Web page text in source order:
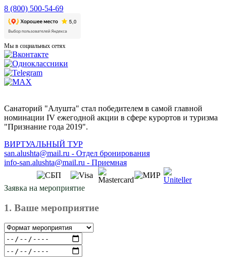
8 (800) 500-54-69
Мы в социальных сетях
Санаторий "Алушта" стал победителем в самой главной
номинации IV ежегодной акции в сфере курортов и туризма
"Признание года 2019".
ВИРТУАЛЬНЫЙ ТУР
san.alushta@mail.ru - Отдел бронирования
info-san.alushta@mail.ru - Приемная
Заявка на мероприятие
1. Ваше мероприятие